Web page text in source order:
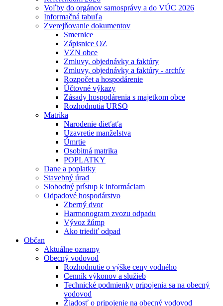
Voľby do orgánov samosprávy a do VÚC 2026
Informačná tabuľa
Zverejňovanie dokumentov
Smernice
Zápisnice OZ
VZN obce
Zmluvy, objednávky a faktúry
Zmluvy, objednávky a faktúry - archív
Rozpočet a hospodárenie
Účtovné výkazy
Zásady hospodárenia s majetkom obce
Rozhodnutia URSO
Matrika
Narodenie dieťaťa
Uzavretie manželstva
Úmrtie
Osobitná matrika
POPLATKY
Dane a poplatky
Stavebný úrad
Slobodný prístup k informáciam
Odpadové hospodárstvo
Zberný dvor
Harmonogram zvozu odpadu
Vývoz žúmp
Ako triediť odpad
Občan
Aktuálne oznamy
Obecný vodovod
Rozhodnutie o výške ceny vodného
Cenník výkonov a služieb
Technické podmienky pripojenia sa na obecný
vodovod
Žiadosť o pripojenie na obecný vodovod